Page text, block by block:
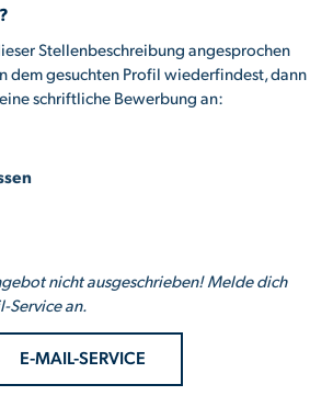
Stellenbeschreibung angesprochen
dem gesuchten Profil wiederfindest, dann
schriftliche Bewerbung an:
nicht ausgeschrieben! Melde dich
Service an.
E-MAIL-SERVICE